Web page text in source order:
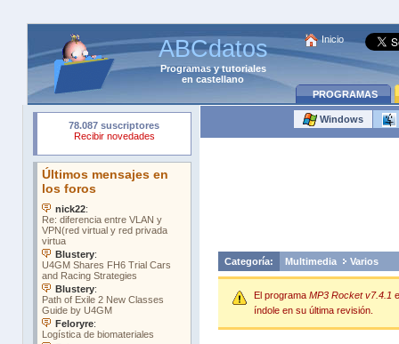
ABCdatos
Programasytutoriales
en castellano
Inicio
PROGRAMAS
Windows
Categoría: Multimedia Varios
El programa MP3 Rocket v7.4.1
índole en su última revisión.